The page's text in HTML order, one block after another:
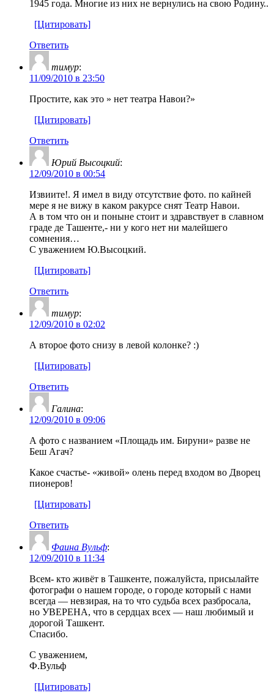
1945 года. Многие из них не вернулись на свою Родину..
[Цитировать]
Ответить
тимур:
11/09/2010 в 23:50
Простите, как это » нет театра Навои?»
[Цитировать]
Ответить
Юрий Высоцкий:
12/09/2010 в 00:54
Извиите!. Я имел в виду отсутствие фото. по кайней
мере я не вижу в каком ракурсе снят Театр Навои.
А в том что он и поныне стоит и здравствует в славном
граде де Ташенте,- ни у кого нет ни малейшего
сомнения…
С уважением Ю.Высоцкий.
[Цитировать]
Ответить
тимур:
12/09/2010 в 02:02
А второе фото снизу в левой колонке? :)
[Цитировать]
Ответить
Галина:
12/09/2010 в 09:06
А фото с названием «Площадь им. Бируни» разве не
Беш Агач?
Какое счастье- «живой» олень перед входом во Дворец
пионеров!
[Цитировать]
Ответить
Фаина Вульф:
12/09/2010 в 11:34
Всем- кто живёт в Ташкенте, пожалуйста, присылайте
фотографи о нашем городе, о городе который с нами
всегда — невзирая, на то что судьба всех разбросала,
но УВЕРЕНА, что в сердцах всех — наш любимый и
дорогой Ташкент.
Спасибо.
С уважением,
Ф.Вульф
[Цитировать]